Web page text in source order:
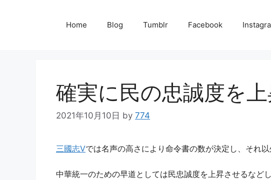
Home Blog Tumblr Facebook
確実に民の忠誠度を
2021年10月10日 by 774
三國志Ⅴでは名声の高さにより命令書の数が決定し、それ
中華統一のための早道としては民忠誠度を上昇させるなど